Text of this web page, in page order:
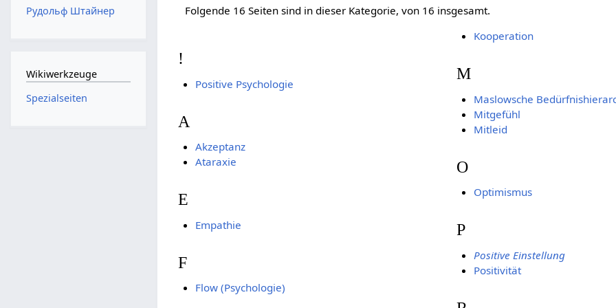
Folgende 16 Seiten sind in dieser Kategorie, von 16 insgesamt.
!
Positive Psychologie
A
Akzeptanz
Ataraxie
E
Empathie
F
Flow (Psychologie)
Kooperation
M
Maslowsche
Mitgefühl
Mitleid
O
Optimismus
P
Positive Einstellung
Positivität
Рудольф Штайнер
Wikiwerkzeuge
Spezialseiten